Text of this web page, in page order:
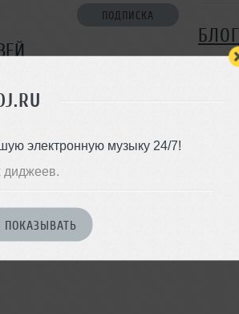
электронную музыку 24/7!
ПОДПИСКА
БЛОГ